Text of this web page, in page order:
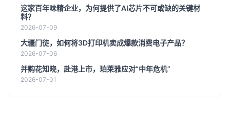
这家百年味精企业，为何提供了AI芯片不可或缺的关键材
料？
2026-07-09
大疆门徒，如何将3D打印机卖成爆款消费电子产品？
2026-07-06
并购花知晓，赴港上市，珀莱雅应对“中年危机”
2026-07-01